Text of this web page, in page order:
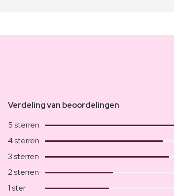
Verdeling van beoordelingen
5 sterren
4 sterren
3 sterren
2 sterren
1 ster